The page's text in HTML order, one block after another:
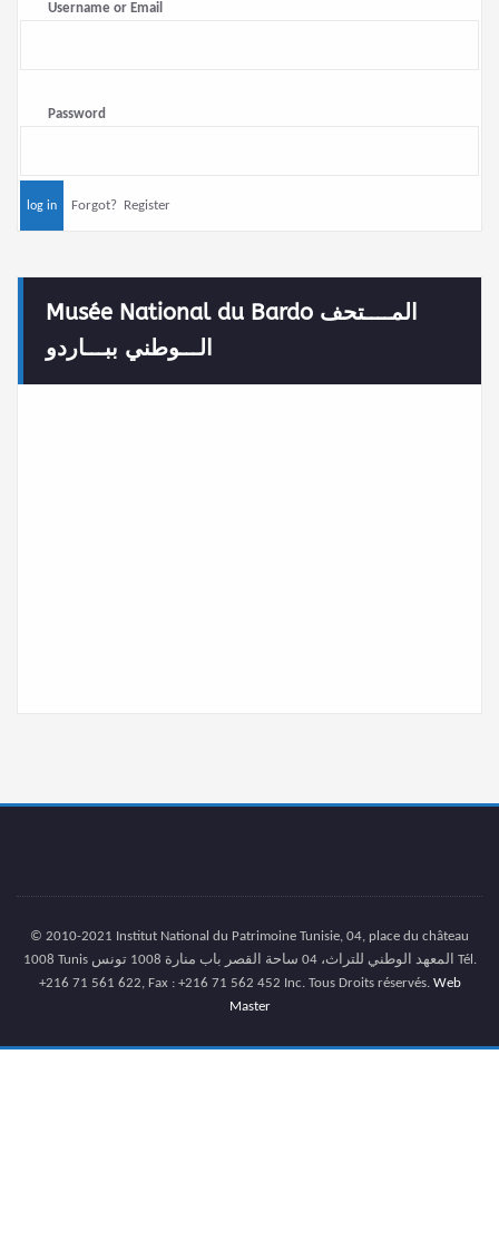
Username or Email
Password
Forgot? Register
Musée National du Bardo المــــتحف
الـــوطني ببـــاردو
© 2010-2021 Institut National du Patrimoine Tunisie, 04, place du château
1008 Tunis المعهد الوطني للتراث، 04 ساحة القصر باب منارة 1008 تونس Tél.
+216 71 561 622, Fax : +216 71 562 452 Inc. Tous Droits réservés. Web
Master